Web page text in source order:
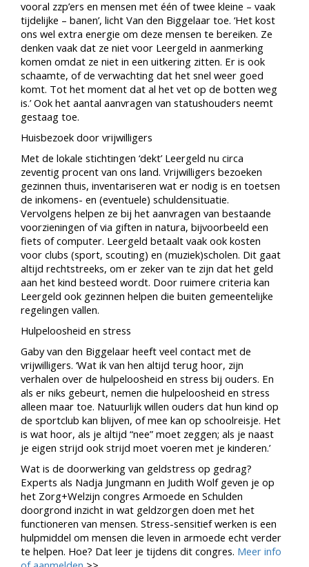
vooral zzp’ers en mensen met één of twee kleine – vaak
tijdelijke – banen’, licht Van den Biggelaar toe. ‘Het kost
ons wel extra energie om deze mensen te bereiken. Ze
denken vaak dat ze niet voor Leergeld in aanmerking
komen omdat ze niet in een uitkering zitten. Er is ook
schaamte, of de verwachting dat het snel weer goed
komt. Tot het moment dat al het vet op de botten weg
is.’ Ook het aantal aanvragen van statushouders neemt
gestaag toe.
Huisbezoek door vrijwilligers
Met de lokale stichtingen ‘dekt’ Leergeld nu circa
zeventig procent van ons land. Vrijwilligers bezoeken
gezinnen thuis, inventariseren wat er nodig is en toetsen
de inkomens- en (eventuele) schuldensituatie.
Vervolgens helpen ze bij het aanvragen van bestaande
voorzieningen of via giften in natura, bijvoorbeeld een
fiets of computer. Leergeld betaalt vaak ook kosten
voor clubs (sport, scouting) en (muziek)scholen. Dit gaat
altijd rechtstreeks, om er zeker van te zijn dat het geld
aan het kind besteed wordt. Door ruimere criteria kan
Leergeld ook gezinnen helpen die buiten gemeentelijke
regelingen vallen.
Hulpeloosheid en stress
Gaby van den Biggelaar heeft veel contact met de
vrijwilligers. ‘Wat ik van hen altijd terug hoor, zijn
verhalen over de hulpeloosheid en stress bij ouders. En
als er niks gebeurt, nemen die hulpeloosheid en stress
alleen maar toe. Natuurlijk willen ouders dat hun kind op
de sportclub kan blijven, of mee kan op schoolreisje. Het
is wat hoor, als je altijd “nee” moet zeggen; als je naast
je eigen strijd ook strijd moet voeren met je kinderen.’
Wat is de doorwerking van geldstress op gedrag?
Experts als Nadja Jungmann en Judith Wolf geven je op
het Zorg+Welzijn congres Armoede en Schulden
doorgrond inzicht in wat geldzorgen doen met het
functioneren van mensen. Stress-sensitief werken is een
hulpmiddel om mensen die leven in armoede echt verder
te helpen. Hoe? Dat leer je tijdens dit congres. Meer info